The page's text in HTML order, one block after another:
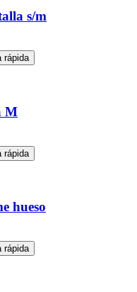
s/m
rápida
M
rápida
hueso
rápida